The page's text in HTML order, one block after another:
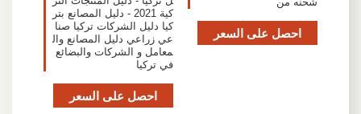
احصل على السعر
كية 2021 - دليل المصانع بتر
كيا دليل الشركات تركيا صنا
عي زراعي دليل المصانع وال
معامل و الشركات والبضائع
في تركيا
احصل على السعر